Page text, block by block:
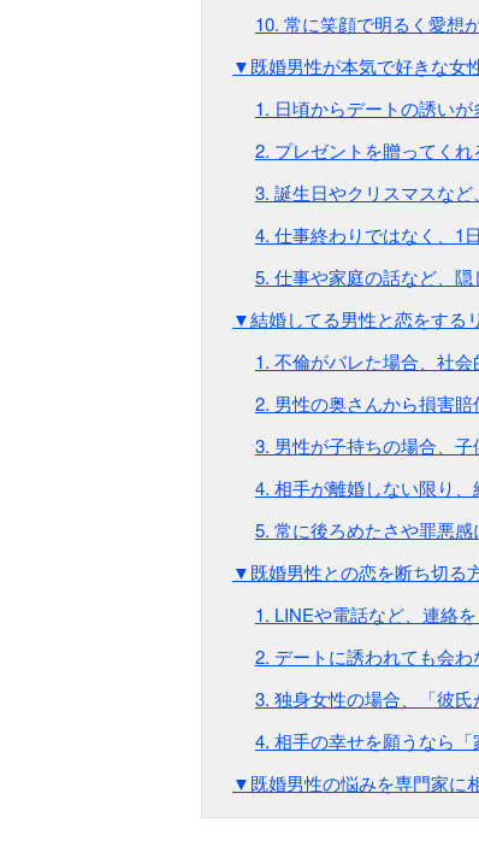
10. 常に笑顔で明るく愛想
▼既婚男性が本気で好きな女
1. 日頃からデートの誘い
2. プレゼントを贈ってくれ
3. 誕生日やクリスマスな
4. 仕事終わりではなく、1
5. 仕事や家庭の話など、
▼結婚してる男性と恋をする
1. 不倫がバレた場合、社
2. 男性の奥さんから損害
3. 男性が子持ちの場合、
4. 相手が離婚しない限り
5. 常に後ろめたさや罪悪感
▼既婚男性との恋を断ち切る
1. LINEや電話など、連絡
2. デートに誘われても会わ
3. 独身女性の場合、「彼氏
4. 相手の幸せを願うなら
▼既婚男性の悩みを専門家に